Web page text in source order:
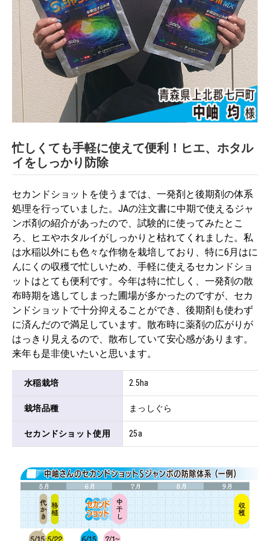
忙しくても手軽に使えて便利！ヒエ、ホタル
イをしっかり防除
セカンドショットを使うまでは、一発剤と後期剤の体系
処理を行っていました。JAの注文書に中期で使えるジャ
ンボ剤の紹介があったので、試験的に使ってみたとこ
ろ、ヒエやホタルイがしっかりと枯れてくれました。私
は水稲以外にも色々な作物を栽培しており、特に6月はに
んにくの収穫で忙しいため、手軽に使えるセカンドショ
ットはとても便利です。今年は特に忙しく、一発剤の散
布時期を逃してしまった圃場が多かったのですが、セカ
ンドショットで十分抑えることができ、後期剤も使わず
に済んだので満足しています。散布時に薬剤の広がりが
はっきり見えるので、散布していて安心感があります。
来年も是非使いたいと思います。
水稲栽培 2.5ha
栽培品種 まっしぐら
セカンドショット使用 25a